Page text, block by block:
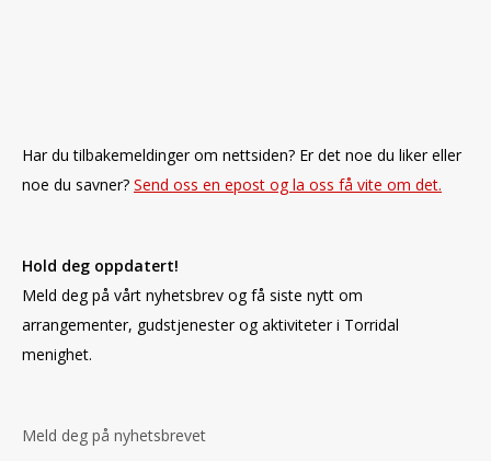
Har du tilbakemeldinger om nettsiden? Er det noe du liker eller
noe du savner? Send oss en epost og la oss få vite om det.
Hold deg oppdatert!
Meld deg på vårt nyhetsbrev og få siste nytt om
arrangementer, gudstjenester og aktiviteter i Torridal
menighet.
Meld deg på nyhetsbrevet